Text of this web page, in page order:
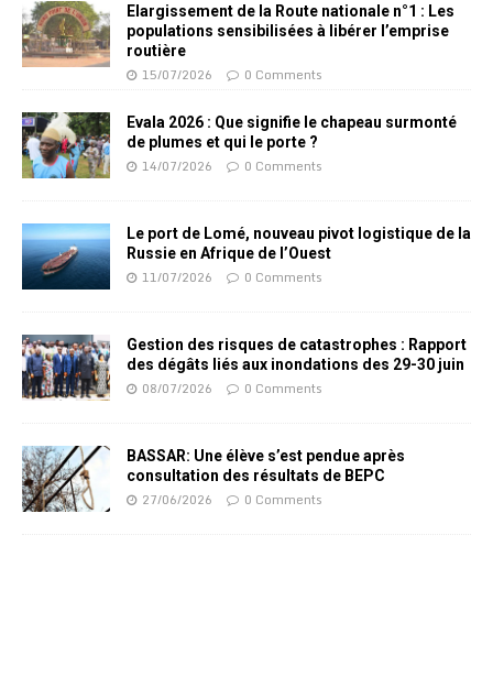
Elargissement de la Route nationale n°1 : Les
populations sensibilisées à libérer l’emprise
routière
15/07/2026 0 Comments
Evala 2026 : Que signifie le chapeau surmonté
de plumes et qui le porte ?
14/07/2026 0 Comments
Le port de Lomé, nouveau pivot logistique de la
Russie en Afrique de l’Ouest
11/07/2026 0 Comments
Gestion des risques de catastrophes : Rapport
des dégâts liés aux inondations des 29-30 juin
08/07/2026 0 Comments
BASSAR: Une élève s’est pendue après
consultation des résultats de BEPC
27/06/2026 0 Comments